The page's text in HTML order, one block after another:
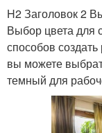
H2 Заголовок 2
Выбор цвета для
способов
вы можете
темный для